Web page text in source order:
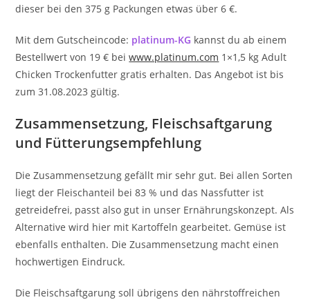
dieser bei den 375 g Packungen etwas über 6 €.
Mit dem Gutscheincode: platinum-KG kannst du ab einem
Bestellwert von 19 € beiwww.platinum.com 1×1,5 kg Adult
Chicken Trockenfutter gratis erhalten. Das Angebot ist bis
zum 31.08.2023 gültig.
Zusammensetzung, Fleischsaftgarung
und Fütterungsempfehlung
Die Zusammensetzung gefällt mir sehr gut. Bei allen Sorten
liegt der Fleischanteil bei 83 % und das Nassfutter ist
getreidefrei, passt also gut in unser Ernährungskonzept. Als
Alternative wird hier mit Kartoffeln gearbeitet. Gemüse ist
ebenfalls enthalten. Die Zusammensetzung macht einen
hochwertigen Eindruck.
Die Fleischsaftgarung soll übrigens den nährstoffreichen